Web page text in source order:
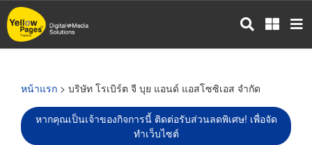
ข้าม
ไป
หน้าแรก > บริษัท โรเบิร์ต จี บุย แอนด์ แอสโซซิเอส จำกัด
หากคุณเป็นเจ้าของกิจการนี้ ติดต่อรับส่วนลดพิเศษ! เพื่อจัด
ทำเว็บไซต์